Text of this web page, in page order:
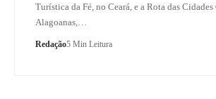
Turística da Fé, no Ceará, e a Rota das
Alagoanas,…
Redação5 Min Leitura